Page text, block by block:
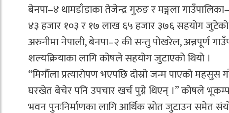
बेनपा–४ थामडाँडाका तेजेन्द्र गुरुङ र मङ्गला
४३ हजार १०३ र १७ लाख ६५ हजार ३७६ सहयोग जुटेको
अरुनीमा नेपाली, बेनपा–२ की सन्तु पोखरेल, अन्नपूर्ण
शल्यक्रियाका लागि कोषले सहयोग जुटाएको थियो ।
“मिर्गौला प्रत्यारोपण भएपछि दोस्रो जन्म पाएको
घरखेत बेचेर पनि उपचार खर्च पुग्ने थिएन् ।” कोषले
भवन पुनःनिर्माणका लागि आर्थिक स्रोत जुटाउन समेत